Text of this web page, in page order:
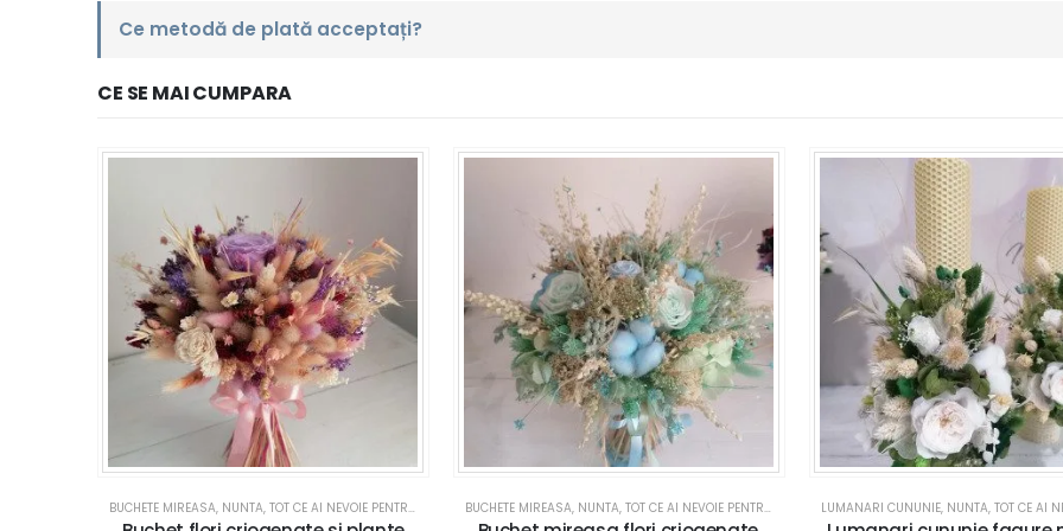
Ce metodă de plată acceptați?
CE SE MAI CUMPARA
BUCHETE MIREASA, NUNTA, TOT CE AI NEVOIE PENTRU NUNTA SAU BOTEZ BUCHETE MIREASA, NUNTA, TOT CE AI NEVOIE PENTRU NUNTA SAU BOTEZ LUMANARI CUNUNIE, NUNTA, TOT CE AI NEVOIE